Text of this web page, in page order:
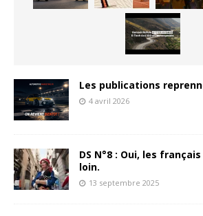
Les publications
4 avril 2026
DS N°8 : Oui, les
loin.
13 septembre 2025